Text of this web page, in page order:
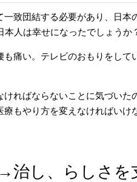
致団結する必要があり、日本
人は幸せになったでしょうか
痛い。テレビのおもりをして
ればならないことに気づいた
もやり方を変えなければいけ
し、らしさを